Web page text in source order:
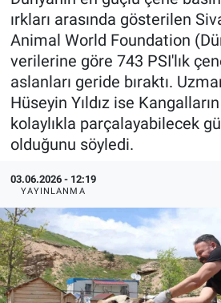
ırkları arasında gösterilen
Animal World Foundation
verilerine göre 743 PSI'lık
aslanları geride bıraktı.
Hüseyin Yıldız ise
kolaylıkla parçalayabilecek
olduğunu söyledi.
03.06.2026 - 12:19
YAYINLANMA
Son Dakika Haberleri
Haber Arşivi